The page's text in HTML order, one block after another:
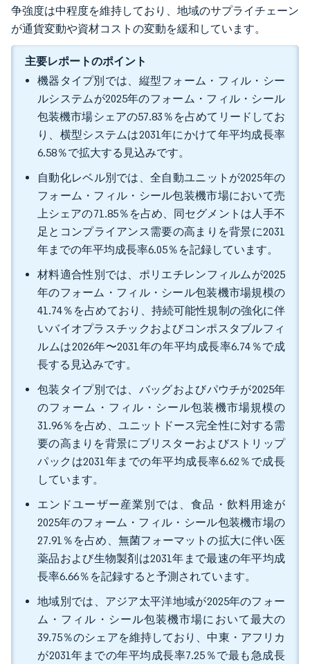
争強度は中程度を維持しており、地域のサプライチェーン
が通貨変動や資材コストの変動を緩和しています。
主要レポートのポイント
機器タイプ別では、縦型フォーム・フィル・シー
ルシステムが2025年のフォーム・フィル・シール
包装機市場シェアの57.83％を占めてリードしてお
り、横型システムは2031年にかけて年平均成長率
6.58％で拡大する見込みです。
自動化レベル別では、全自動ユニットが2025年の
フォーム・フィル・シール包装機市場において売
上シェアの71.85％を占め、同セグメントは人手不
足とコンプライアンス需要の高まりを背景に2031
年までの年平均成長率6.05％を記録しています。
材料適合性別では、ポリエチレンフィルムが2025
年のフォーム・フィル・シール包装機市場規模の
41.74％を占めており、持続可能性規制の強化に伴
いバイオプラスチックおよびコンポスタブルフィ
ルムは2026年〜2031年の年平均成長率6.74％で成
長する見込みです。
包装タイプ別では、バッグおよびパウチが2025年
のフォーム・フィル・シール包装機市場規模の
31.96％を占め、ユニットドース完全性に対する需
要の高まりを背景にブリスターおよびストリップ
パックは2031年までの年平均成長率6.62％で成長
しています。
エンドユーザー産業別では、食品・飲料用途が
2025年のフォーム・フィル・シール包装機市場の
27.91％を占め、無菌フォーマットの拡大に伴い医
薬品および生物製剤は2031年まで最速の年平均成
長率6.66％を記録すると予測されています。
地域別では、アジア太平洋地域が2025年のフォー
ム・フィル・シール包装機市場において最大の
39.75％のシェアを維持しており、中東・アフリカ
が2031年までの年平均成長率7.25％で最も急成長